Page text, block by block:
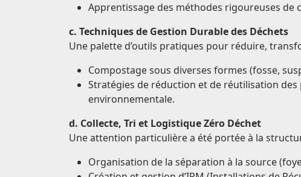
Apprentissage des méthodes rigoureuses de
c. Techniques de Gestion Durable des Déchets
Une palette d’outils pratiques pour réduire,
Compostage sous diverses formes (fosse,
Stratégies de réduction et de réutilisation
environnementale.
d. Collecte, Tri et Logistique Zéro Déchet
Une attention particulière a été portée à la
Organisation de la séparation à la source